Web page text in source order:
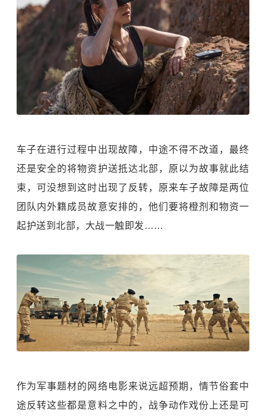
车子在进行过程中出现故障，中途不得不改道，最终
还是安全的将物资护送抵达北部，原以为故事就此结
束，可没想到这时出现了反转，原来车子故障是两位
团队内外籍成员故意安排的，他们要将橙剂和物资一
起护送到北部，大战一触即发……
作为军事题材的网络电影来说远超预期，情节俗套中
途反转这些都是意料之中的，战争动作戏份上还是可